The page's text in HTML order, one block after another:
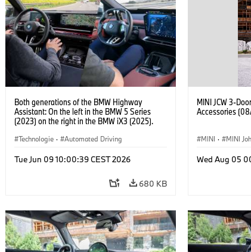
Both generations of the BMW Highway
Assistant: On the left in the BMW 5 Series
(2023) on the right in the BMW iX3 (2025).
Technologie · Automated Driving
Tue Jun 09 10:00:39 CEST 2026
680 KB
MINI JCW 3-
Accessories
MINI · MINI
Wed Aug 05